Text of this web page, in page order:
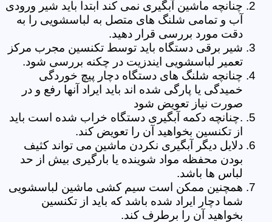
چنانچه ماشین آبگیری نمی کند ابتدا باید شیر ورودی
آب و تمامی شلنگ های متصل به لباسشویی را به
دقت مورد بررسی قرار دهید.
شیر برقی دستگاه باید توسط تکنسین مجرب مرکز
تعمیر لباسشویی ایندزیت در چکنه بررسی شود.
چنانچه شلنگ های دستگاه دچار پیچ خوردگی
خمیدگی یا پارگی شده اند باید ایراد آنها رفع و در
صورت نیاز تعویض شود
.چنانچه دکمه آبگیری دستگاه خراب شده است باید
از تکنسین بخواهید آن را تعویض کند.
دلایل دیگر آبگیری نکردن ماشین می تواند کثیف
بودن محفظه مواد شوینده یا بارگیری بیش از حد
لباس ها باشد.
همچنین ممکن است سیم کشی ماشین لباسشویی
شما دچار ایراد شده باشد که باید از تکنسین
بخواهید آن را برطرف کند.